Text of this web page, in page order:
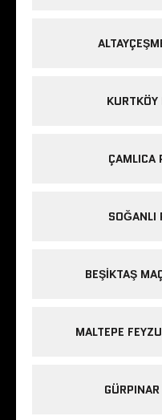
ÇAMLICA
SOĞANLI
BEŞIKTAŞ
MALTEPE